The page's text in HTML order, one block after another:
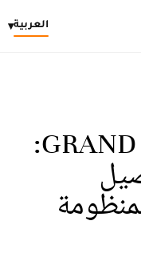
العربية▾
GRAND FORMAT-LE360: